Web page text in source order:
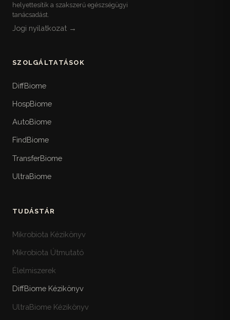
helyettesítik a szakszerű egészségügyi
tanácsadást.
Jogi nyilatkozat →
SZOLGÁLTATÁSOK
DiffBiome
HospBiome
AutoBiome
FindBiome
TransferBiome
UltraBiome
TUDÁSTÁR
Mikrobiota Kézikönyv
Mikrobiota Útmutató
Élelmiszerek
DiffBiome Kézikönyv
UltraBiome Kézikönyv